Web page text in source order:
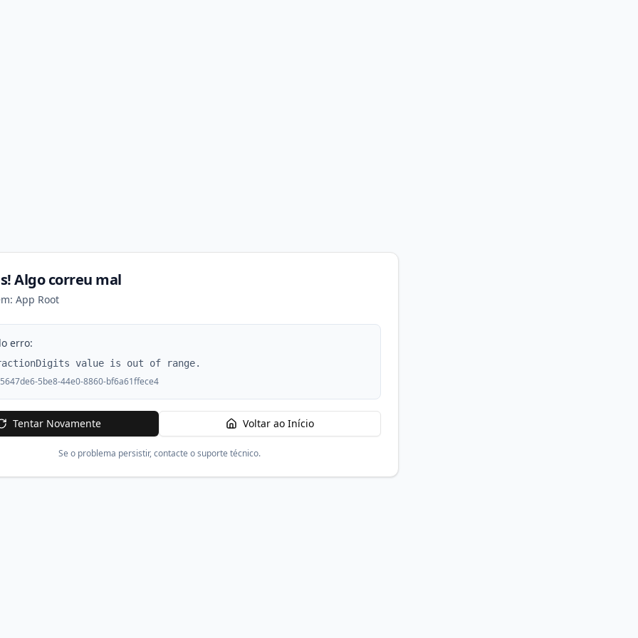
Algo correu mal
App Root
erro:
value is out of range.
5be8-44e0-8860-bf6a61ffece4
Tentar Novamente Voltar ao Início
Se o problema persistir, contacte o suporte técnico.